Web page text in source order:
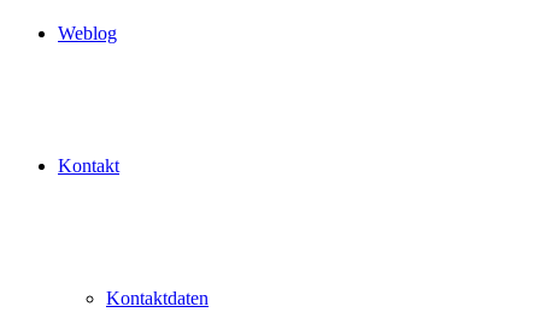
Weblog
Kontakt
Kontaktdaten